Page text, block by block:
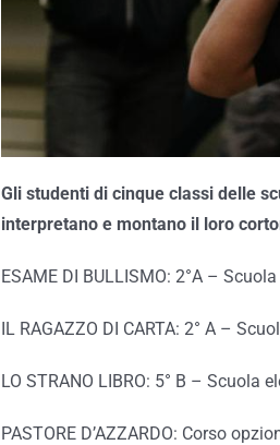
Gli studenti di cinque classi delle
interpretano e montano il loro
ESAME DI BULLISMO: 2°A –
IL RAGAZZO DI CARTA: 2° A –
LO STRANO LIBRO: 5° B – Scuola
PASTORE D’AZZARDO: Corso